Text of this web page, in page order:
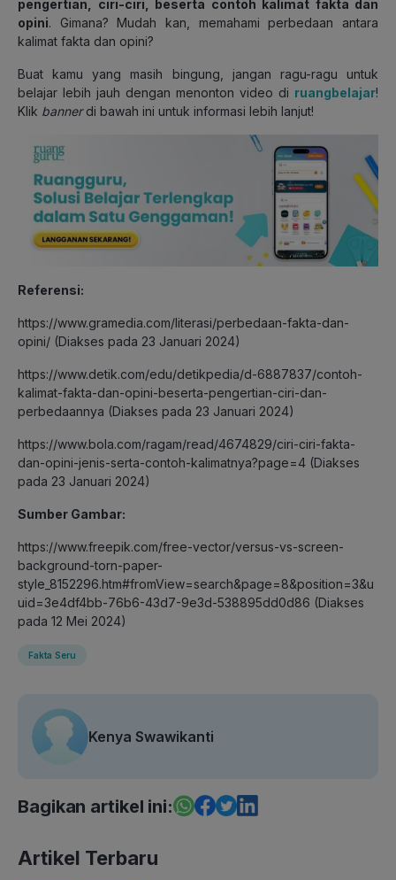
pengertian, ciri-ciri, beserta contoh kalimat fakta dan
opini. Gimana? Mudah kan, memahami perbedaan antara
kalimat fakta dan opini?
Buat kamu yang masih bingung, jangan ragu-ragu untuk
belajar lebih jauh dengan menonton video di ruangbelajar!
Klik bannerdi bawah ini untuk informasi lebih lanjut!
Referensi:
https://www.gramedia.com/literasi/perbedaan-fakta-dan-
opini/ (Diakses pada 23 Januari 2024)
https://www.detik.com/edu/detikpedia/d-6887837/contoh-
kalimat-fakta-dan-opini-beserta-pengertian-ciri-dan-
perbedaannya (Diakses pada 23 Januari 2024)
https://www.bola.com/ragam/read/4674829/ciri-ciri-fakta-
dan-opini-jenis-serta-contoh-kalimatnya?page=4 (Diakses
pada 23 Januari 2024)
Sumber Gambar:
https://www.freepik.com/free-vector/versus-vs-screen-
background-torn-paper-
style_8152296.htm#fromView=search&page=8&position=3&u
uid=3e4df4bb-76b6-43d7-9e3d-538895dd0d86 (Diakses
pada 12 Mei 2024)
Fakta Seru
Kenya Swawikanti
Bagikan artikel ini:
Artikel Terbaru